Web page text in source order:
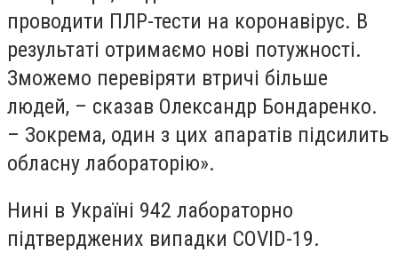
проводити ПЛР-тести на коронавірус. В
результаті отримаємо нові потужності.
Зможемо перевіряти втричі більше
людей, – сказав Олександр Бондаренко.
– Зокрема, один з цих апаратів підсилить
обласну лабораторію».
Нині в Україні 942 лабораторно
підтверджених випадки COVID-19.